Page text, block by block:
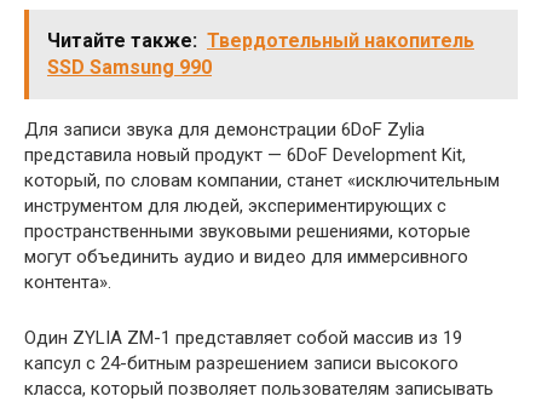
Читайте также: Твердотельный накопитель
SSD Samsung 990
Для записи звука для демонстрации 6DoF Zylia
представила новый продукт — 6DoF Development Kit,
который, по словам компании, станет «исключительным
инструментом для людей, экспериментирующих с
пространственными звуковыми решениями, которые
могут объединить аудио и видео для иммерсивного
контента».
Один ZYLIA ZM-1 представляет собой массив из 19
капсул с 24-битным разрешением записи высокого
класса, который позволяет пользователям записывать